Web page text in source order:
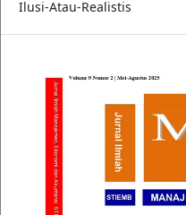
Ilusi-Atau-Realistis